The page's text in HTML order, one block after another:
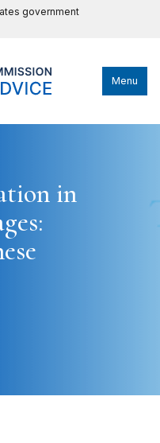
government
Menu
in